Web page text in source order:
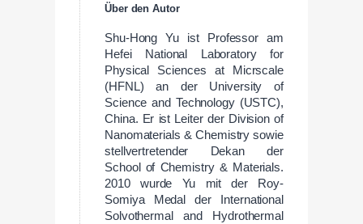
Über den Autor
Shu-Hong Yu ist Professor am
Hefei National Laboratory for
Physical Sciences at Micrscale
(HFNL) an der University of
Science and Technology (USTC),
China. Er ist Leiter der Division of
Nanomaterials & Chemistry sowie
stellvertretender Dekan der
School of Chemistry & Materials.
2010 wurde Yu mit der Roy-
Somiya Medal der International
Solvothermal and Hydrothermal